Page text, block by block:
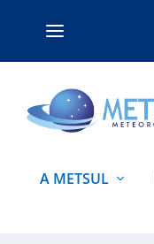
A METSUL